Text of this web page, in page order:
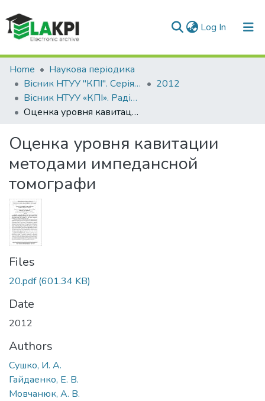
Log In (current)
Communities & Collections
All of DSpace
Statistics
Home
Наукова періодика
Вісник НТУУ "КПІ". Серія Радіотехніка, Радіоапаратобудування
2012
Вісник НТУУ «КПІ». Радіотехніка, радіоапаратобудування: збірник наукових праць, № 48
Оценка уровня кавитации методами импедансной томографи
Оценка уровня кавитации
методами импедансной
томографи
Files
20.pdf(601.34 KB)
Date
2012
Authors
Сушко, И. А.
Гайдаенко, Е. В.
Мовчанюк, А. В.